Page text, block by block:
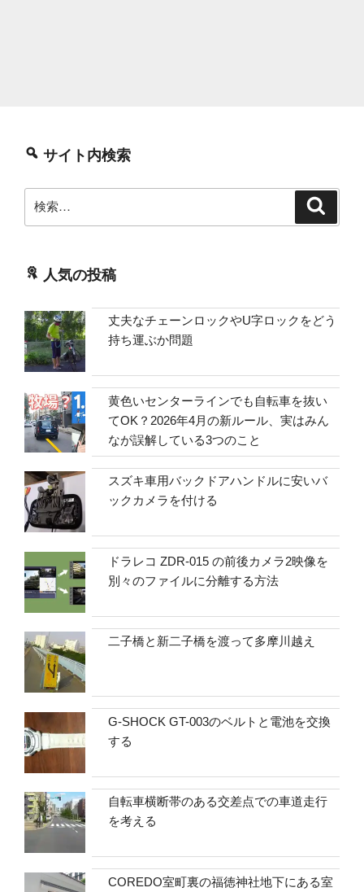
サイト内検索
索:
人気の投稿
丈夫なチェーンロックやU字ロックをどう
持ち運ぶか問題
黄色いセンターラインでも自転車を抜い
てOK？2026年4月の新ルール、実はみん
なが誤解している3つのこと
スズキ車用バックドアハンドルに安いバ
ックカメラを付ける
ドラレコ ZDR-015 の前後カメラ2映像を
別々のファイルに分離する方法
二子橋と新二子橋を渡って多摩川越え
G-SHOCK GT-003のベルトと電池を交換
する
自転車横断帯のある交差点での車道走行
を考える
COREDO室町裏の福徳神社地下にある室